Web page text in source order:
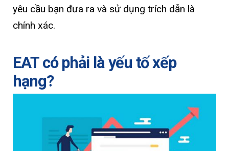
yêu cầu bạn đưa ra và sử dụng trích dẫn là
chính xác.
EAT có phải là yếu tố xếp
hạng?